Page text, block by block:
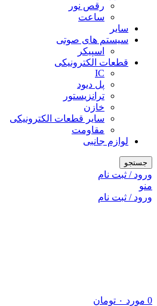
رقص نور
ساعت
سایر
سیستم های صوتی
اسپیکر
قطعات الکترونیکی
IC
پل دیود
ترانزیستور
خازن
سایر قطعات الکترونیکی
مقاومت
لوازم جانبی
جستجو
ورود / ثبت نام
منو
ورود / ثبت نام
0 مورد ۰ تومان